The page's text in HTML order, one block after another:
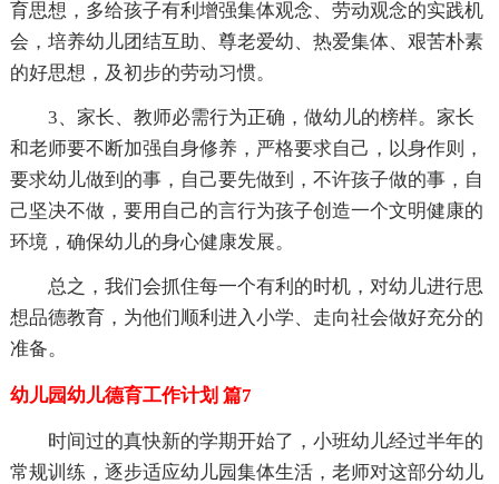
育思想，多给孩子有利增强集体观念、劳动观念的实践机
会，培养幼儿团结互助、尊老爱幼、热爱集体、艰苦朴素
的好思想，及初步的劳动习惯。
3、家长、教师必需行为正确，做幼儿的榜样。家长
和老师要不断加强自身修养，严格要求自己，以身作则，
要求幼儿做到的事，自己要先做到，不许孩子做的事，自
己坚决不做，要用自己的言行为孩子创造一个文明健康的
环境，确保幼儿的身心健康发展。
总之，我们会抓住每一个有利的时机，对幼儿进行思
想品德教育，为他们顺利进入小学、走向社会做好充分的
准备。
幼儿园幼儿德育工作计划 篇7
时间过的真快新的学期开始了，小班幼儿经过半年的
常规训练，逐步适应幼儿园集体生活，老师对这部分幼儿